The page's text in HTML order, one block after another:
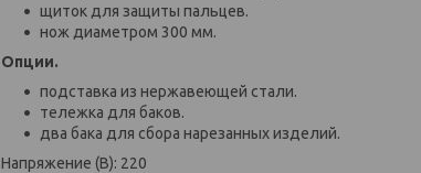
щиток для защиты пальцев.
нож диаметром 300 мм.
Опции.
подставка из нержавеющей стали.
тележка для баков.
два бака для сбора нарезанных изделий.
Напряжение (В): 220